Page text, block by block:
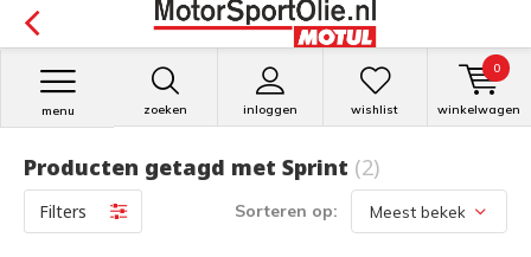
zoeken inloggen
menu wishlist winkelwagen
0
Producten getagd met Sprint (2)
Filters Sorteren op: